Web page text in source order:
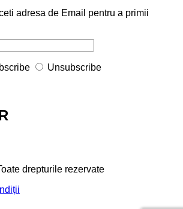
adresa de Email pentru a primii
Unsubscribe
drepturile rezervate